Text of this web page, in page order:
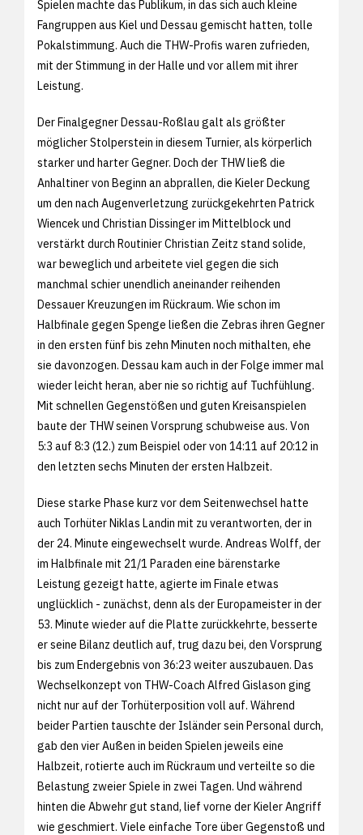
Spielen machte das Publikum, in das sich auch kleine
Fangruppen aus Kiel und Dessau gemischt hatten, tolle
Pokalstimmung. Auch die THW-Profis waren zufrieden,
mit der Stimmung in der Halle und vor allem mit ihrer
Leistung.
Der Finalgegner Dessau-Roßlau galt als größter
möglicher Stolperstein in diesem Turnier, als körperlich
starker und harter Gegner. Doch der THW ließ die
Anhaltiner von Beginn an abprallen, die Kieler Deckung
um den nach Augenverletzung zurückgekehrten Patrick
Wiencek und Christian Dissinger im Mittelblock und
verstärkt durch Routinier Christian Zeitz stand solide,
war beweglich und arbeitete viel gegen die sich
manchmal schier unendlich aneinander reihenden
Dessauer Kreuzungen im Rückraum. Wie schon im
Halbfinale gegen Spenge ließen die Zebras ihren Gegner
in den ersten fünf bis zehn Minuten noch mithalten, ehe
sie davonzogen. Dessau kam auch in der Folge immer mal
wieder leicht heran, aber nie so richtig auf Tuchfühlung.
Mit schnellen Gegenstößen und guten Kreisanspielen
baute der THW seinen Vorsprung schubweise aus. Von
5:3 auf 8:3 (12.) zum Beispiel oder von 14:11 auf 20:12 in
den letzten sechs Minuten der ersten Halbzeit.
Diese starke Phase kurz vor dem Seitenwechsel hatte
auch Torhüter Niklas Landin mit zu verantworten, der in
der 24. Minute eingewechselt wurde. Andreas Wolff, der
im Halbfinale mit 21/1 Paraden eine bärenstarke
Leistung gezeigt hatte, agierte im Finale etwas
unglücklich - zunächst, denn als der Europameister in der
53. Minute wieder auf die Platte zurückkehrte, besserte
er seine Bilanz deutlich auf, trug dazu bei, den Vorsprung
bis zum Endergebnis von 36:23 weiter auszubauen. Das
Wechselkonzept von THW-Coach Alfred Gislason ging
nicht nur auf der Torhüterposition voll auf. Während
beider Partien tauschte der Isländer sein Personal durch,
gab den vier Außen in beiden Spielen jeweils eine
Halbzeit, rotierte auch im Rückraum und verteilte so die
Belastung zweier Spiele in zwei Tagen. Und während
hinten die Abwehr gut stand, lief vorne der Kieler Angriff
wie geschmiert. Viele einfache Tore über Gegenstoß und